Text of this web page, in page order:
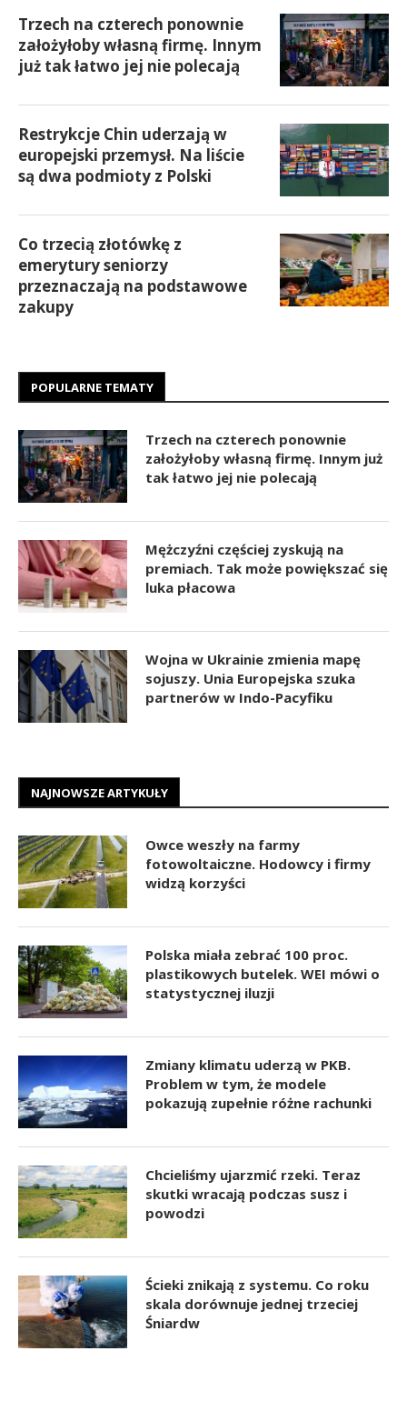
Trzech na czterech ponownie
założyłoby własną firmę. Innym
już tak łatwo jej nie polecają
Restrykcje Chin uderzają w
europejski przemysł. Na liście
są dwa podmioty z Polski
Co trzecią złotówkę z
emerytury seniorzy
przeznaczają na podstawowe
zakupy
POPULARNE TEMATY
Trzech na czterech ponownie
założyłoby własną firmę. Innym już
tak łatwo jej nie polecają
Mężczyźni częściej zyskują na
premiach. Tak może powiększać się
luka płacowa
Wojna w Ukrainie zmienia mapę
sojuszy. Unia Europejska szuka
partnerów w Indo-Pacyfiku
NAJNOWSZE ARTYKUŁY
Owce weszły na farmy
fotowoltaiczne. Hodowcy i firmy
widzą korzyści
Polska miała zebrać 100 proc.
plastikowych butelek. WEI mówi o
statystycznej iluzji
Zmiany klimatu uderzą w PKB.
Problem w tym, że modele
pokazują zupełnie różne rachunki
Chcieliśmy ujarzmić rzeki. Teraz
skutki wracają podczas susz i
powodzi
Ścieki znikają z systemu. Co roku
skala dorównuje jednej trzeciej
Śniardw